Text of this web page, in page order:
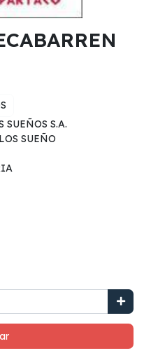
SUEÑOS S.A.
SUEÑO